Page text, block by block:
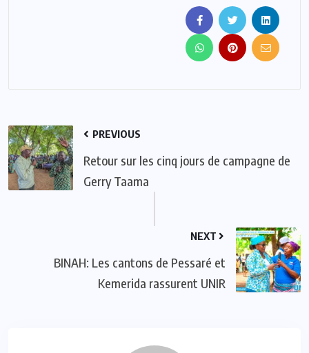
PREVIOUS
Retour sur les cinq jours de campagne de
Gerry Taama
NEXT
BINAH: Les cantons de Pessaré et
Kemerida rassurent UNIR